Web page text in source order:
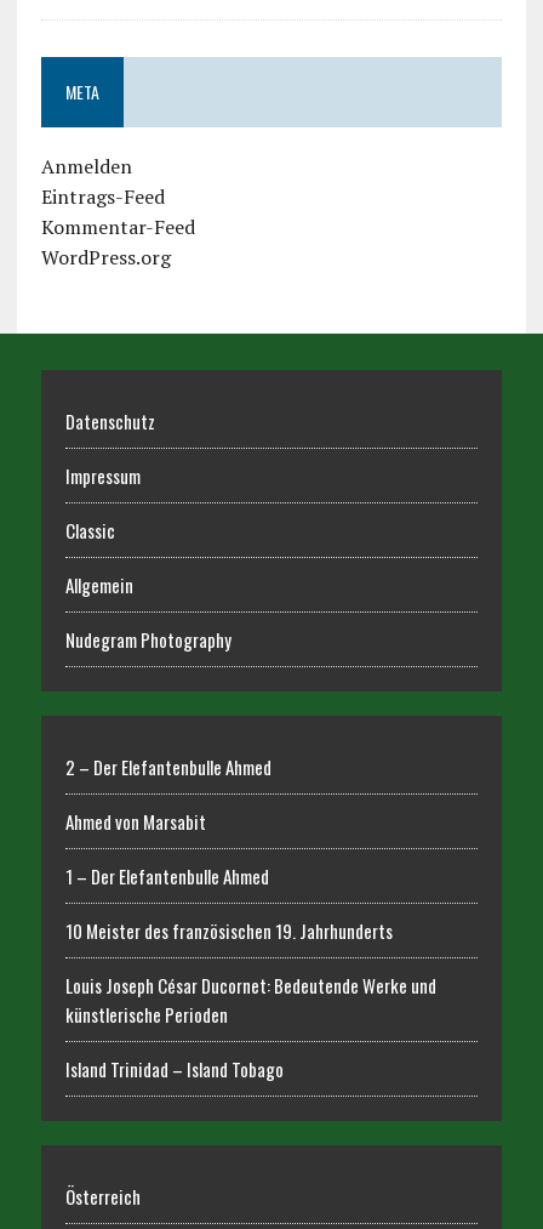
META
Anmelden
Eintrags-Feed
Kommentar-Feed
WordPress.org
Datenschutz
Impressum
Classic
Allgemein
Nudegram Photography
2 – Der Elefantenbulle Ahmed
Ahmed von Marsabit
1 – Der Elefantenbulle Ahmed
10 Meister des französischen 19. Jahrhunderts
Louis Joseph César Ducornet: Bedeutende Werke und
künstlerische Perioden
Island Trinidad – Island Tobago
Österreich